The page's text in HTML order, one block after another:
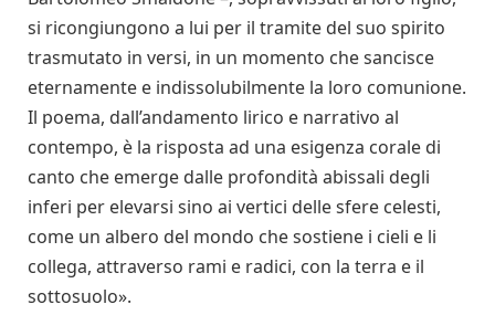
si ricongiungono a lui per il tramite del suo spirito
trasmutato in versi, in un momento che sancisce
eternamente e indissolubilmente la loro comunione.
Il poema, dall’andamento lirico e narrativo al
contempo, è la risposta ad una esigenza corale di
canto che emerge dalle profondità abissali degli
inferi per elevarsi sino ai vertici delle sfere celesti,
come un albero del mondo che sostiene i cieli e li
collega, attraverso rami e radici, con la terra e il
sottosuolo».